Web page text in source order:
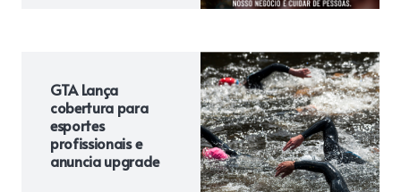
GTA Lança
cobertura para
esportes
profissionais e
anuncia upgrade